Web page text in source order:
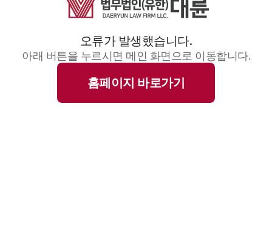
오류가 발생했습니다.
아래 버튼을 누르시면 메인 화면으로 이동합니다.
홈페이지 바로가기